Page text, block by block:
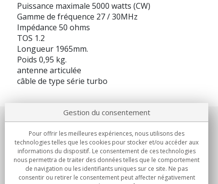
Puissance maximale 5000 watts (CW)
Gamme de fréquence 27 / 30MHz
Impédance 50 ohms
TOS 1.2
Longueur 1965mm.
Poids 0,95 kg.
antenne articulée
câble de type série turbo
Notre société
Engagements
Achats
Gestion du consentement
Pour offrir les meilleures expériences, nous utilisons des
technologies telles que les cookies pour stocker et/ou accéder aux
informations du dispositif. Le consentement de ces technologies
nous permettra de traiter des données telles que le comportement
de navigation ou les identifiants uniques sur ce site. Ne pas
consentir ou retirer le consentement peut affecter négativement